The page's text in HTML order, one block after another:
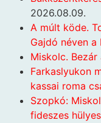
2026.08.09.
A múlt köde.
Gajdó néven a
Miskolc. Bezár
Farkaslyukon
kassai roma
Szopkó:
fideszes